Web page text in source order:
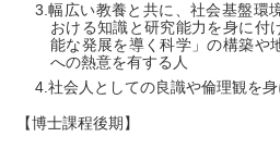
幅広い教養と共に、社会基盤環
おける知識と研究能力を身に付
能な発展を導く科学」の構築や
への熱意を有する人
社会人としての良識や倫理観を身
【博士課程後期】